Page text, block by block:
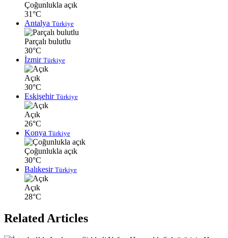
Çoğunlukla açık
31°C
Antalya Türkiye
Parçalı bulutlu
30°C
İzmir Türkiye
Açık
30°C
Eskişehir Türkiye
Açık
26°C
Konya Türkiye
Çoğunlukla açık
30°C
Balıkesir Türkiye
Açık
28°C
Related Articles